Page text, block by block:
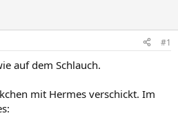
#1
auf dem Schlauch.
mit Hermes verschickt. Im